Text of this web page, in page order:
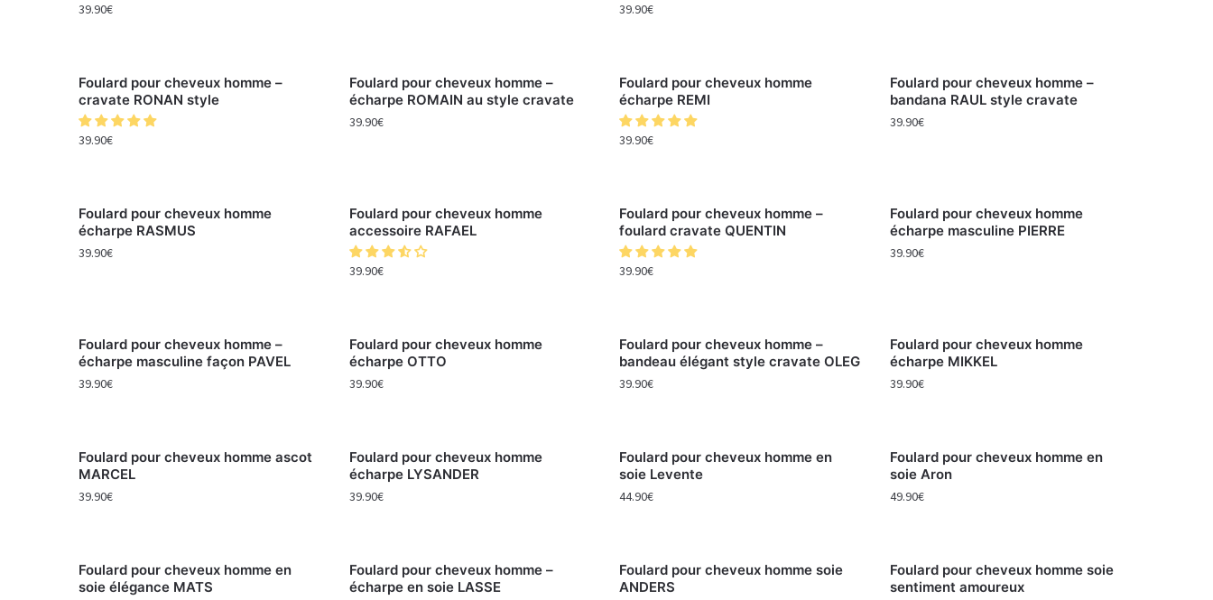
39.90€ 39.90€
Foulard pour cheveux homme –
cravate RONAN style
39.90€
Foulard pour cheveux homme –
écharpe ROMAIN au style cravate
39.90€
Foulard pour cheveux homme
écharpe REMI
39.90€
Foulard pour cheveux homme –
bandana RAUL style cravate
39.90€
Foulard pour cheveux homme
écharpe RASMUS
39.90€
Foulard pour cheveux homme
accessoire RAFAEL
39.90€
Foulard pour cheveux homme –
foulard cravate QUENTIN
39.90€
Foulard pour cheveux homme
écharpe masculine PIERRE
39.90€
Foulard pour cheveux homme –
écharpe masculine façon PAVEL
39.90€
Foulard pour cheveux homme
écharpe OTTO
39.90€
Foulard pour cheveux homme –
bandeau élégant style cravate OLEG
39.90€
Foulard pour cheveux homme
écharpe MIKKEL
39.90€
Foulard pour cheveux homme ascot
MARCEL
39.90€
Foulard pour cheveux homme
écharpe LYSANDER
39.90€
Foulard pour cheveux homme en
soie Levente
44.90€
Foulard pour cheveux homme en
soie Aron
49.90€
Foulard pour cheveux homme en
soie élégance MATS
Foulard pour cheveux homme –
écharpe en soie LASSE
Foulard pour cheveux homme soie
ANDERS
Foulard pour cheveux homme soie
sentiment amoureux